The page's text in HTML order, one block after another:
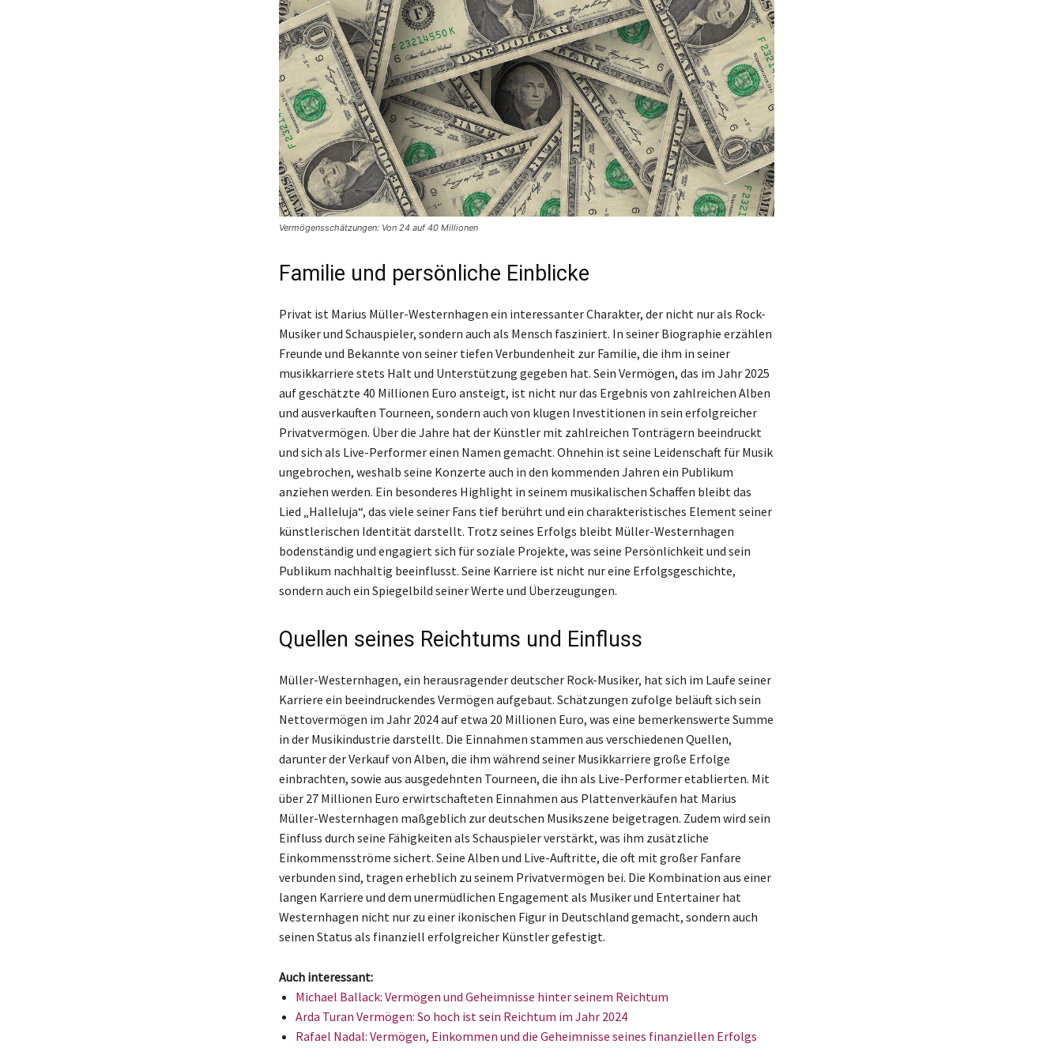
Vermögensschätzungen: Von 24 auf 40 Millionen
Familie und persönliche Einblicke
Privat ist Marius Müller-Westernhagen ein interessanter Charakter, der nicht nur als Rock-
Musiker und Schauspieler, sondern auch als Mensch fasziniert. In seiner Biographie erzählen
Freunde und Bekannte von seiner tiefen Verbundenheit zur Familie, die ihm in seiner
musikkarriere stets Halt und Unterstützung gegeben hat. Sein Vermögen, das im Jahr 2025
auf geschätzte 40 Millionen Euro ansteigt, ist nicht nur das Ergebnis von zahlreichen Alben
und ausverkauften Tourneen, sondern auch von klugen Investitionen in sein erfolgreicher
Privatvermögen. Über die Jahre hat der Künstler mit zahlreichen Tonträgern beeindruckt
und sich als Live-Performer einen Namen gemacht. Ohnehin ist seine Leidenschaft für Musik
ungebrochen, weshalb seine Konzerte auch in den kommenden Jahren ein Publikum
anziehen werden. Ein besonderes Highlight in seinem musikalischen Schaffen bleibt das
Lied „Halleluja“, das viele seiner Fans tief berührt und ein charakteristisches Element seiner
künstlerischen Identität darstellt. Trotz seines Erfolgs bleibt Müller-Westernhagen
bodenständig und engagiert sich für soziale Projekte, was seine Persönlichkeit und sein
Publikum nachhaltig beeinflusst. Seine Karriere ist nicht nur eine Erfolgsgeschichte,
sondern auch ein Spiegelbild seiner Werte und Überzeugungen.
Quellen seines Reichtums und Einfluss
Müller-Westernhagen, ein herausragender deutscher Rock-Musiker, hat sich im Laufe seiner
Karriere ein beeindruckendes Vermögen aufgebaut. Schätzungen zufolge beläuft sich sein
Nettovermögen im Jahr 2024 auf etwa 20 Millionen Euro, was eine bemerkenswerte Summe
in der Musikindustrie darstellt. Die Einnahmen stammen aus verschiedenen Quellen,
darunter der Verkauf von Alben, die ihm während seiner Musikkarriere große Erfolge
einbrachten, sowie aus ausgedehnten Tourneen, die ihn als Live-Performer etablierten. Mit
über 27 Millionen Euro erwirtschafteten Einnahmen aus Plattenverkäufen hat Marius
Müller-Westernhagen maßgeblich zur deutschen Musikszene beigetragen. Zudem wird sein
Einfluss durch seine Fähigkeiten als Schauspieler verstärkt, was ihm zusätzliche
Einkommensströme sichert. Seine Alben und Live-Auftritte, die oft mit großer Fanfare
verbunden sind, tragen erheblich zu seinem Privatvermögen bei. Die Kombination aus einer
langen Karriere und dem unermüdlichen Engagement als Musiker und Entertainer hat
Westernhagen nicht nur zu einer ikonischen Figur in Deutschland gemacht, sondern auch
seinen Status als finanziell erfolgreicher Künstler gefestigt.
Auch interessant:
Michael Ballack: Vermögen und Geheimnisse hinter seinem Reichtum
Arda Turan Vermögen: So hoch ist sein Reichtum im Jahr 2024
Rafael Nadal: Vermögen, Einkommen und die Geheimnisse seines finanziellen Erfolgs